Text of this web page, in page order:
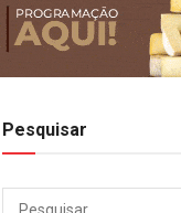
Pesquisar